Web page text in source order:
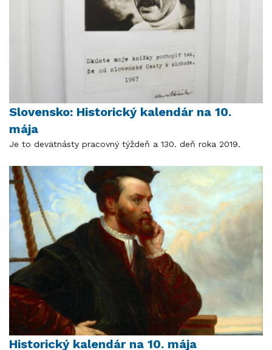
Slovensko: Historický kalendár na 10.
mája
Je to devätnásty pracovný týždeň a 130. deň roka 2019.
Historický kalendár na 10. mája